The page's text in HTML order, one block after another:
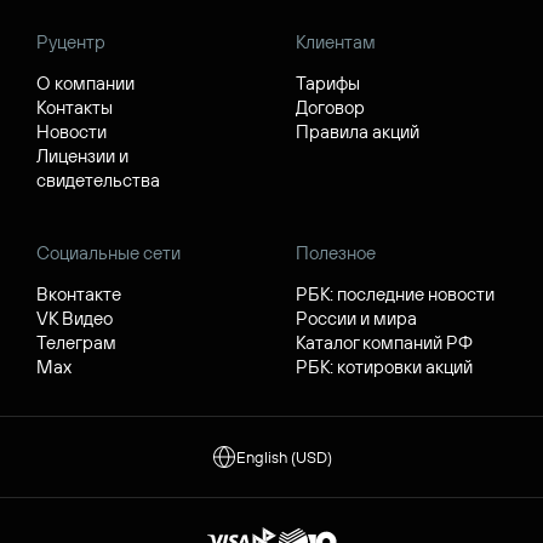
Руцентр
О компании
Контакты
Новости
Лицензии и
свидетельства
Клиентам
Тарифы
Договор
Правила акций
Социальные сети
Вконтакте
VK Видео
Телеграм
Max
Полезное
РБК: последние новости
России и мира
Каталог компаний РФ
РБК: котировки акций
English (USD)